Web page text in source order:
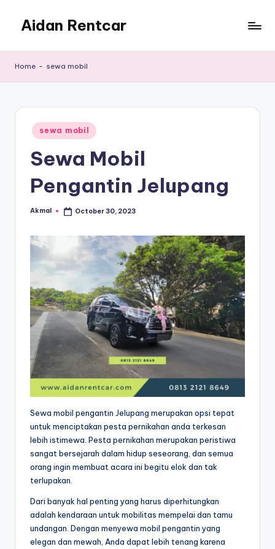
content
Aidan Rentcar
Murah
Home - sewa mobil
Posted
in
sewa mobil
Sewa Mobil
Pengantin Jelupang
Posted
Akmal October 30, 2023
Sewa mobil pengantin Jelupang merupakan opsi tepat
untuk menciptakan pesta pernikahan anda terkesan
lebih istimewa. Pesta pernikahan merupakan peristiwa
sangat bersejarah dalam hidup seseorang, dan semua
orang ingin membuat acara ini begitu elok dan tak
terlupakan.
Dari banyak hal penting yang harus diperhitungkan
adalah kendaraan untuk mobilitas mempelai dan tamu
undangan. Dengan menyewa mobil pengantin yang
elegan dan mewah, Anda dapat lebih tenang karena